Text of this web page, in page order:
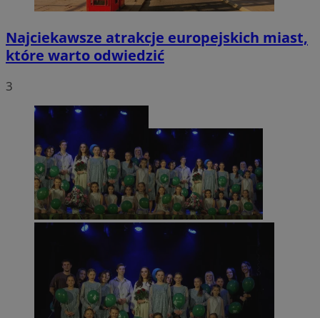
Najciekawsze atrakcje europejskich miast,
które warto odwiedzić
3